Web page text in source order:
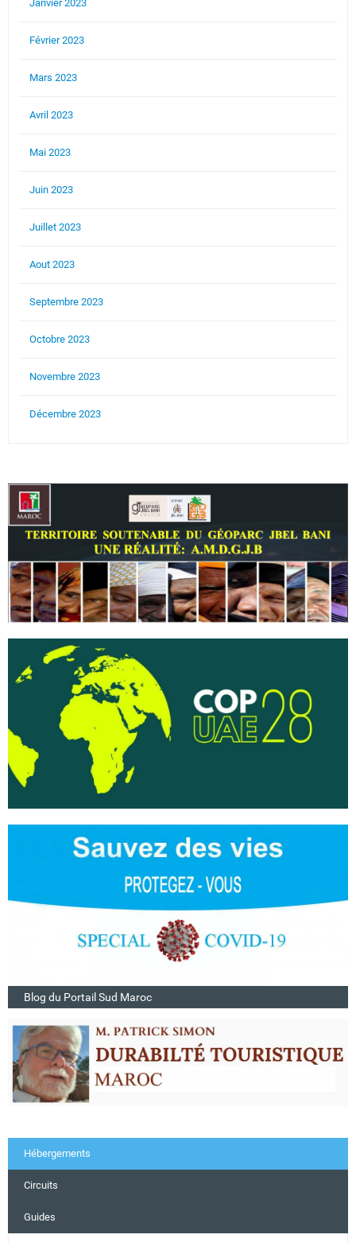
Janvier 2023
Février 2023
Mars 2023
Avril 2023
Mai 2023
Juin 2023
Juillet 2023
Aout 2023
Septembre 2023
Octobre 2023
Novembre 2023
Décembre 2023
Blog du Portail Sud Maroc
Hébergements
Circuits
Guides